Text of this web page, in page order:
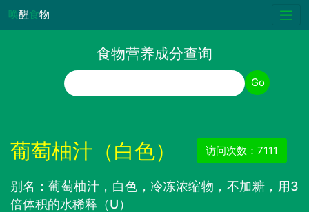
唤醒食物
食物营养成分查询
食物名称 Go
葡萄柚汁（白色） 访问次数：7111
别名：葡萄柚汁，白色，冷冻浓缩物，不加糖，用3
倍体积的水稀释（U）